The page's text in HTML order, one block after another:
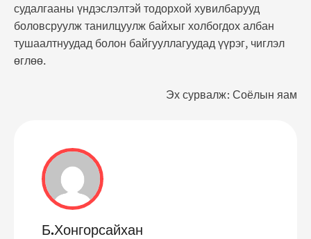
судалгааны үндэслэлтэй тодорхой хувилбарууд
боловсруулж танилцуулж байхыг холбогдох албан
тушаалтнуудад болон байгууллагуудад үүрэг, чиглэл
өглөө.
Эх сурвалж: Соёлын яам
Б.Хонгорсайхан